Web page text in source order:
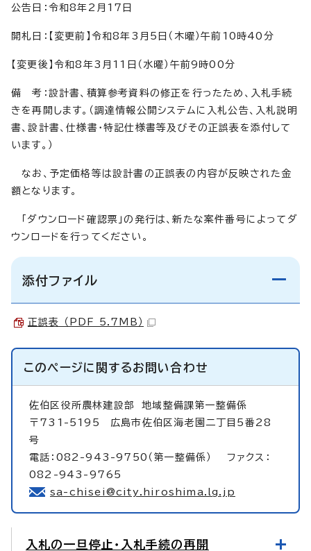
公告日：令和8年2月17日
開札日：【変更前】令和8年3月5日（木曜）午前10時40分
【変更後】令和8年3月11日（水曜）午前9時00分
備 考：設計書、積算参考資料の修正を行ったため、入札手続
きを再開します。（調達情報公開システムに入札公告、入札説明
書、設計書、仕様書・特記仕様書等及びその正誤表を添付して
います。）
なお、予定価格等は設計書の正誤表の内容が反映された金
額となります。
「ダウンロード確認票」の発行は、新たな案件番号によってダ
ウンロードを行ってください。
添付ファイル
正誤表 （PDF 5.7MB）
このページに関するお問い合わせ
佐伯区役所農林建設部地域整備課第一整備係
〒731-5195 広島市佐伯区海老園二丁目5番28
号
電話：082-943-9750（第一整備係） ファクス：
082-943-9765
sa-chisei@city.hiroshima.lg.jp
入札の一旦停止・入札手続の再開